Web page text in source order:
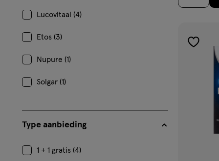
Lucovitaal (4)
Etos (3)
Nupure (1)
Solgar (1)
Type aanbieding
1 + 1 gratis (4)